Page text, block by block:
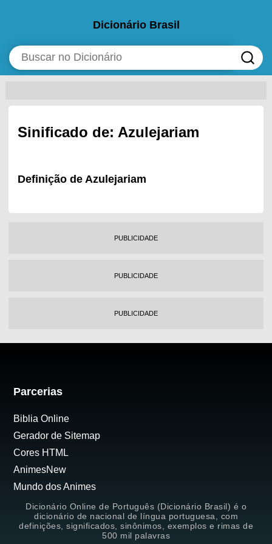
Dicionário Brasil
Sinificado de: Azulejariam
Definição de Azulejariam
PUBLICIDADE
PUBLICIDADE
PUBLICIDADE
Parcerias
Biblia Online
Gerador de Sitemap
Cores HTML
AnimesNew
Mundo dos Animes
Dicionário Online de Português (Dicionário Brasil) é o
dicionário de nacional de língua portuguesa, com
definições, significados, sinônimos, exemplos e rimas de
500 mil palavras